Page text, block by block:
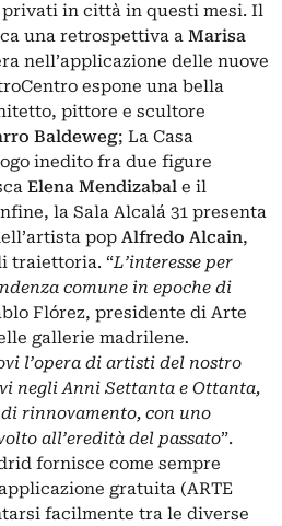
in città in questi mesi. Il
una retrospettiva a Marisa
nell’applicazione delle nuove
espone una bella
pittore e scultore
Baldeweg; La Casa
inedito fra due figure
Elena Mendizabal e il
la Sala Alcalá 31 presenta
pop Alfredo Alcain,
traiettoria. “L’interesse per
comune in epoche di
Flórez, presidente di Arte
gallerie madrilene.
l’opera di artisti del nostro
negli Anni Settanta e Ottanta,
rinnovamento, con uno
all’eredità del passato”.
fornisce come sempre
gratuita (ARTE
facilmente tra le diverse